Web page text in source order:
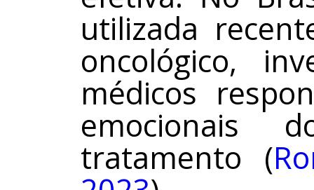
utilizada
oncológico,
médicos
emocionais
tratamento (